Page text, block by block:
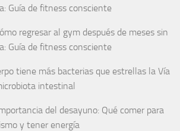
Guía de fitness consciente
regresar al gym después de meses sin
Guía de fitness consciente
tiene más bacterias que estrellas la Vía
intestinal
del desayuno: Qué comer para
y tener energía